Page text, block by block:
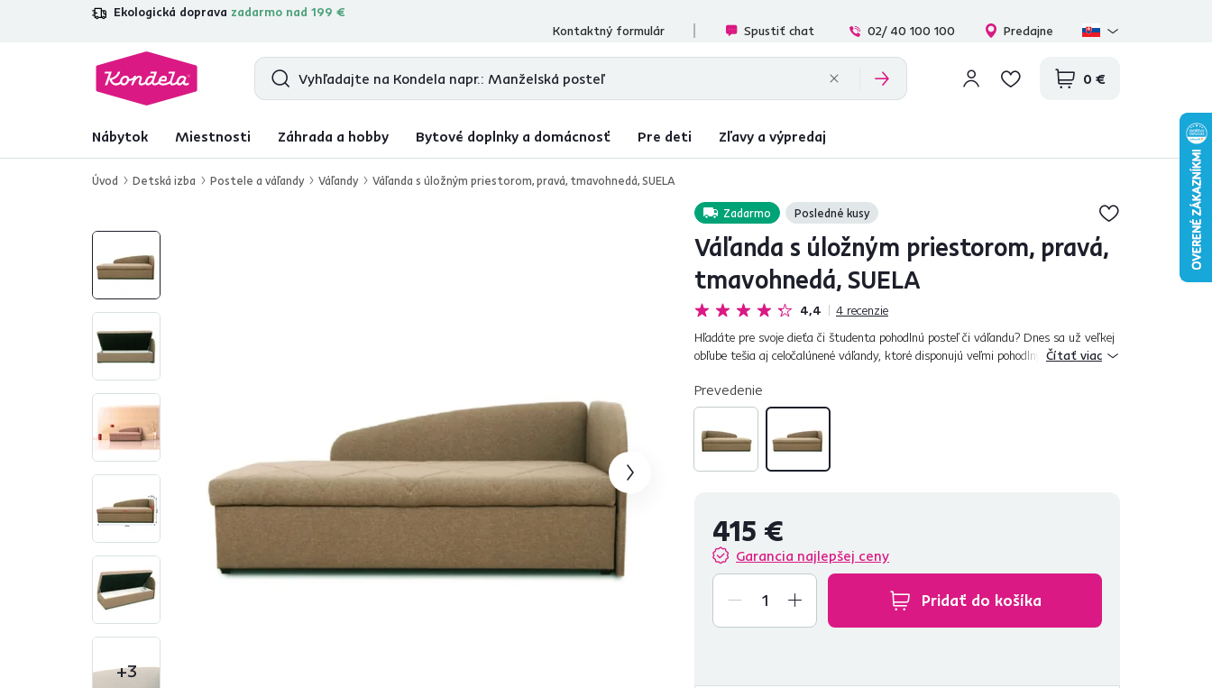
Ekologická doprava zadarmo nad 199 €
4,7 31 157overených produktových recenzií
Kontaktný formulár
Spustiť chat 02/ 40 100 100 Predajne
0 €
Nábytok Miestnosti Záhrada a hobby Bytové doplnky a domácnosť Pre deti Zľavy a výpredaj
Úvod Detská izba Postele a váľandy Váľandy Váľanda s úložným priestorom, pravá, tmavohnedá, SUELA
+3
Zadarmo Posledné kusy
Váľanda s úložným priestorom, pravá,
tmavohnedá, SUELA
4,4 4 recenzie
Hľadáte pre svoje dieťa či študenta pohodlnú posteľ či váľandu? Dnes sa už veľkej
obľube tešia aj celočalúnené váľandy, ktoré disponujú veľmi pohodlným lôžkom. Izbu
Čítať viac
Prevedenie
415 €
Garancia najlepšej ceny
Pridať do košíka